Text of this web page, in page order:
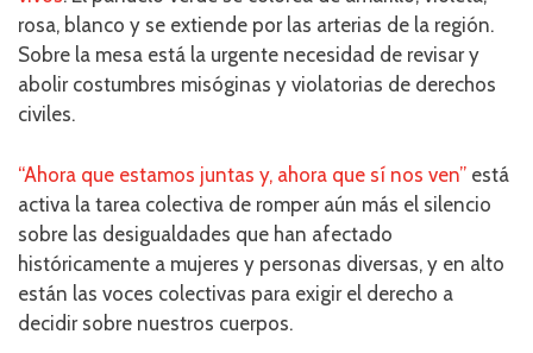
rosa, blanco y se extiende por las arterias de la región.
Sobre la mesa está la urgente necesidad de revisar y
abolir costumbres misóginas y violatorias de derechos
civiles.
“Ahora que estamos juntas y, ahora que sí nos ven” está
activa la tarea colectiva de romper aún más el silencio
sobre las desigualdades que han afectado
históricamente a mujeres y personas diversas, y en alto
están las voces colectivas para exigir el derecho a
decidir sobre nuestros cuerpos.